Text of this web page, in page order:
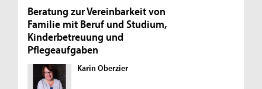
Beratung zur Vereinbarkeit von
Familie mit Beruf und Studium,
Kinderbetreuung und
Pflegeaufgaben
Karin Oberzier